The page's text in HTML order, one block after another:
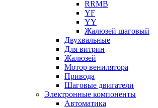
RRMB
YF
YY
Жалюзей шаговый
Двухвальные
Для витрин
Жалюзей
Мотор венилятора
Привода
Шаговые двигатели
Электронные компоненты
Автоматика